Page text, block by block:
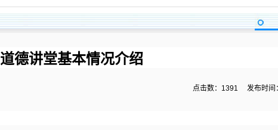
道德讲堂基本情况介绍
点击数： 1391 发布时间